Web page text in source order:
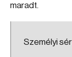
maradt.
Személyi